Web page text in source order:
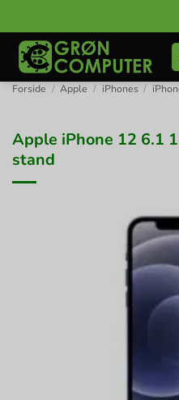
til
indhold
Forside / Apple / iPhones /
Apple iPhone 12 6.1
stand